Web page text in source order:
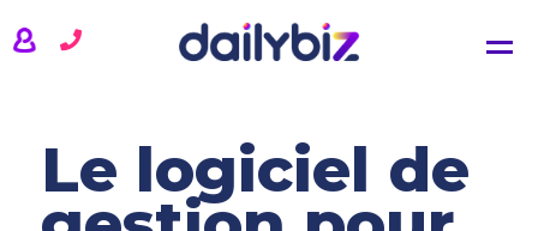
CRM
Comptabilité
Gestion de projets
TARIFS
Le logiciel de